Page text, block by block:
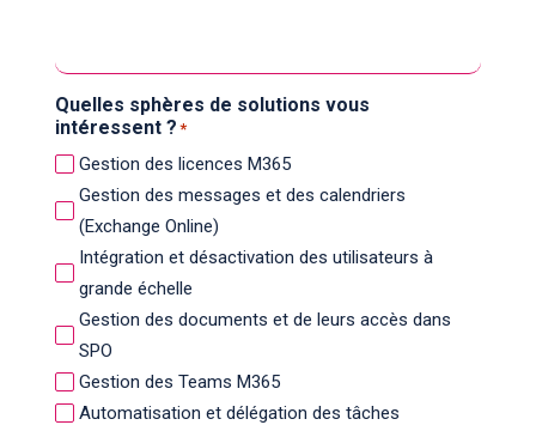
Quelles sphères de solutions vous
intéressent ? *
Gestion des licences M365
Gestion des messages et des calendriers
(Exchange Online)
Intégration et désactivation des utilisateurs à
grande échelle
Gestion des documents et de leurs accès dans
SPO
Gestion des Teams M365
Automatisation et délégation des tâches